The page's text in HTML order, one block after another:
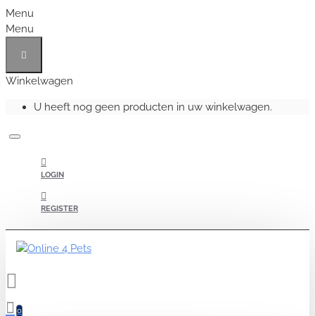
Menu
Menu
Winkelwagen
U heeft nog geen producten in uw winkelwagen.
LOGIN
REGISTER
0